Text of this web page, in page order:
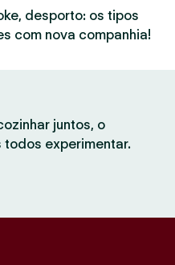
desporto: os tipos
com nova companhia!
juntos, o
todos experimentar.